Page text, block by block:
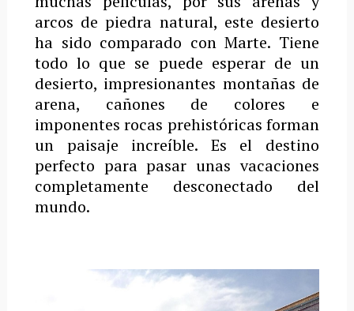
arcos de piedra natural, este desierto
ha sido comparado con Marte. Tiene
todo lo que se puede esperar de un
desierto, impresionantes montañas de
arena, cañones de colores e
imponentes rocas prehistóricas forman
un paisaje increíble. Es el destino
perfecto para pasar unas vacaciones
completamente desconectado del
mundo.